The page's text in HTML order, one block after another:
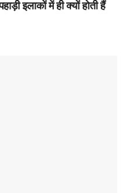
इलाकों में ही क्यों होती हैं